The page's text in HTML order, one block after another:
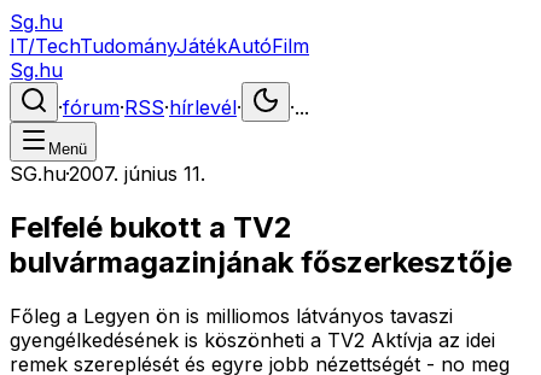
Sg.hu
IT/TechTudományJátékAutóFilm
Sg.hu
·fórum·RSS·hírlevél· ·...
Menü
SG.hu·2007. június 11.
Felfelé bukott a TV2
bulvármagazinjának főszerkesztője
Főleg a Legyen ön is milliomos látványos tavaszi
gyengélkedésének is köszönheti a TV2 Aktívja az idei
remek szereplését és egyre jobb nézettségét - no meg